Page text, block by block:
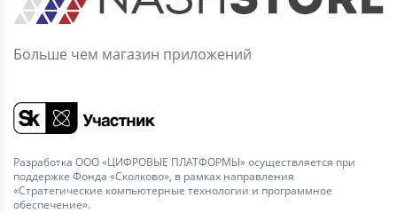
Больше чем магазин приложений
Разработка ООО «ЦИФРОВЫЕ ПЛАТФОРМЫ» осуществляется при
поддержке Фонда «Сколково», в рамках направления
«Стратегические компьютерные технологии и программное
обеспечение».